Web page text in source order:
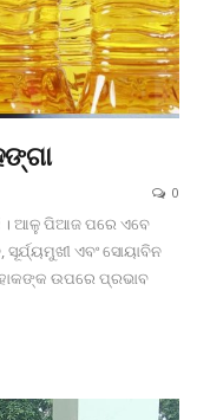
0
। ଆଳୁ ପିଆଜ ପରେ ଏବେ
ଏବଂ ସୋୟାବିନ
ଉପରେ ପ୍ରଭାବ